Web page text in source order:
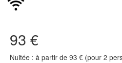
93 €
Nuitée : à partir de 93 € (pour 2